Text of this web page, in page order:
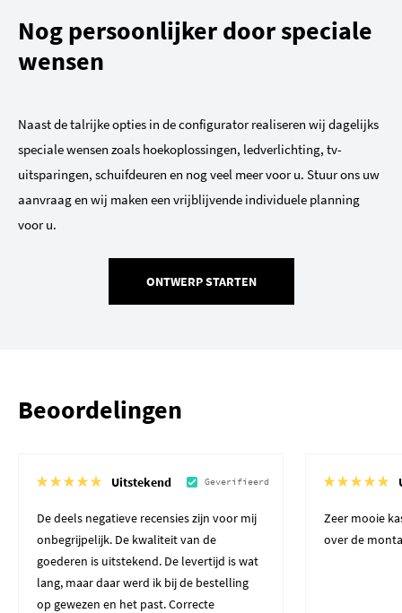
Nog persoonlijker door speciale
wensen
Naast de talrijke opties in de configurator realiseren wij dagelijks
speciale wensen zoals hoekoplossingen, ledverlichting, tv-
uitsparingen, schuifdeuren en nog veel meer voor u. Stuur ons uw
aanvraag en wij maken een vrijblijvende individuele planning
voor u.
ONTWERP STARTEN
Beoordelingen
Uitstekend Geverifieerd
De deels negatieve recensies zijn voor mij
onbegrijpelijk. De kwaliteit van de
goederen is uitstekend. De levertijd is wat
lang, maar daar werd ik bij de bestelling
op gewezen en het past. Correcte
Zeer mooie
over de